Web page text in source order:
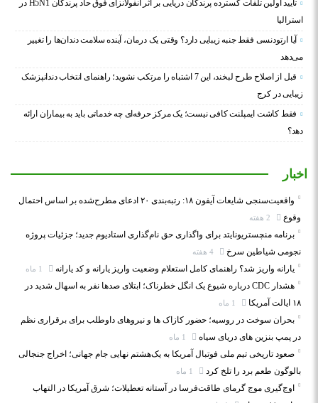
تایید اولین تلفات گسترده پرندگان دریایی بر اثر آنفولانزای فوق حاد پرندگان H5N1 در
استرالیا
آیا ارتودنسی فقط جنبه زیبایی دارد؟ وقتی یک درمان، آینده سلامت دندان‌ها را تغییر
می‌دهد
قبل از اصلاح طرح لبخند، این 7 اشتباه را مرتکب نشوید؛ راهنمای انتخاب دندانپزشک
زیبایی در کرج
فقط کاشت ایمپلنت کافی نیست؛ یک مرکز حرفه‌ای چه خدماتی باید به بیماران ارائه
دهد؟
اخبار
واقعیت‌سنجی شایعات آیفون ۱۸: رتبه‌بندی ۲۰ ادعای مطرح‌شده بر اساس احتمال
وقوع
برنامه منچستریونایتد برای واگذاری حق نام‌گذاری استادیوم جدید؛ جزئیات پروژه
نجومی شیاطین سرخ
یارانه واریز شد؟ راهنمای کامل استعلام وضعیت واریز یارانه و کد یارانه
هشدار CDC درباره شیوع یک انگل خطرناک؛ ابتلای صدها نفر به اسهال شدید در
۱۸ ایالت آمریکا
بحران سوخت در روسیه؛ حضور کازاک‌ ها و نیروهای داوطلب برای برقراری نظم
در پمپ بنزین‌ های دریای سیاه
صعود تاریخی تیم ملی فوتبال آمریکا به یک‌هشتم نهایی جام جهانی؛ اخراج جنجالی
بالوگون طعم برد را تلخ کرد
اوج‌گیری موج گرمای طاقت‌فرسا در آستانه تعطیلات؛ شرق آمریکا در التهاب